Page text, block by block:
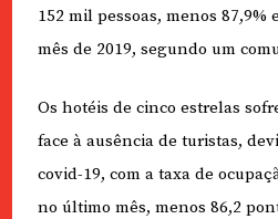
152 mil pessoas, menos 87,9%
mês de 2019, segundo um
Os hotéis de cinco estrelas
face à ausência de turistas,
covid-19, com a taxa de
no último mês, menos 86,2